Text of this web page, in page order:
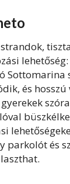
lehetőség:
Sottomarina
és
parkolót és